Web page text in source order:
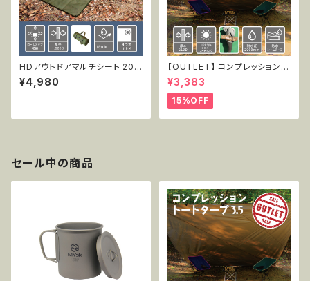
HDアウトドアマルチシート 200
x100cm グリーン
¥4,980
【OUTLET】 コンプレッショント
ートタープ3.5 TT-CT-005
¥3,383
15%OFF
セール中の商品